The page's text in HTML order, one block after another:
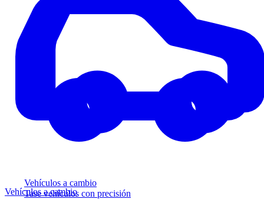
Vehículos a cambio
Tase vehículos con precisión
Vehículos a cambio